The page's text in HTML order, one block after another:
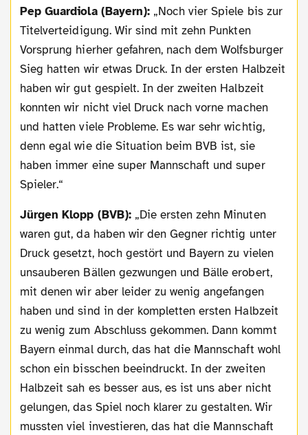
Pep Guardiola (Bayern):„Noch vier Spiele bis zur
Titelverteidigung. Wir sind mit zehn Punkten
Vorsprung hierher gefahren, nach dem Wolfsburger
Sieg hatten wir etwas Druck. In der ersten Halbzeit
haben wir gut gespielt. In der zweiten Halbzeit
konnten wir nicht viel Druck nach vorne machen
und hatten viele Probleme. Es war sehr wichtig,
denn egal wie die Situation beim BVB ist, sie
haben immer eine super Mannschaft und super
Spieler.“
Jürgen Klopp (BVB):„Die ersten zehn Minuten
waren gut, da haben wir den Gegner richtig unter
Druck gesetzt, hoch gestört und Bayern zu vielen
unsauberen Bällen gezwungen und Bälle erobert,
mit denen wir aber leider zu wenig angefangen
haben und sind in der kompletten ersten Halbzeit
zu wenig zum Abschluss gekommen. Dann kommt
Bayern einmal durch, das hat die Mannschaft wohl
schon ein bisschen beeindruckt. In der zweiten
Halbzeit sah es besser aus, es ist uns aber nicht
gelungen, das Spiel noch klarer zu gestalten. Wir
mussten viel investieren, das hat die Mannschaft